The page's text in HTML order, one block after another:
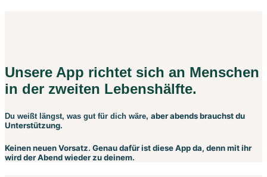
Unsere App richtet sich an Menschen
in der zweiten Lebenshälfte.
Du weißt längst, was gut für dich wäre, aber abends brauchst du
Unterstützung.
Keinen neuen Vorsatz. Genau dafür ist diese App da, denn mit ihr
wird der Abend wieder zu deinem.